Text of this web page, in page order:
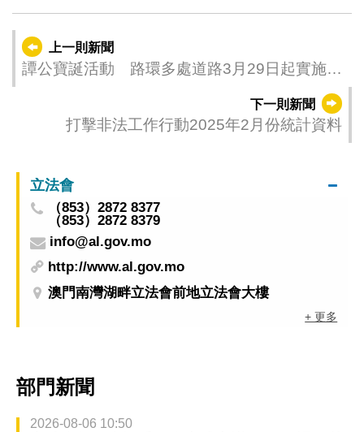
上一則新聞
譚公寶誕活動 路環多處道路3月29日起實施臨
下一則新聞
打擊非法工作行動2025年2月份統計資料
立法會
（853）2872 8377
（853）2872 8379
info@al.gov.mo
http://www.al.gov.mo
澳門南灣湖畔立法會前地立法會大樓
+ 更多
部門新聞
2026-08-06 10:50